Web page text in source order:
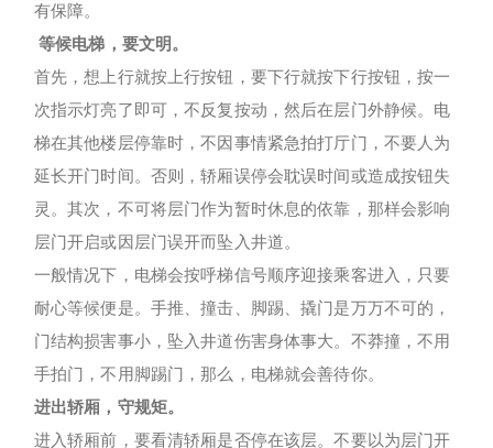
有保障。
等候电梯，要文明。
首先，想上行就按上行按钮，要下行就按下行按钮，按一
次指示灯亮了即可，不反复按动，然后在层门外静候。电
梯在其他楼层停靠时，不因事情紧急拍打厅门，不要人为
延长开门时间。否则，轿厢误停会耽误时间或造成按钮失
灵。其次，不可将层门作为暂时休息的依靠，那样会影响
层门开启或因层门误开而坠入井道。
一般情况下，电梯会按呼梯信号顺序迎接乘客进入，只要
耐心等候便是。手推、撞击、脚踢、撬门是万万不可的，
门结构损害事小，坠入井道伤害身体事大。不莽撞，不用
手拍门，不用脚踢门，那么，电梯就会善待你。
进出轿厢，守规矩。
进入轿厢前，要看清轿厢是否停在该层。不要以为层门开